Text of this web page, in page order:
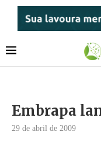
Embrapa
29 de abril de 2009